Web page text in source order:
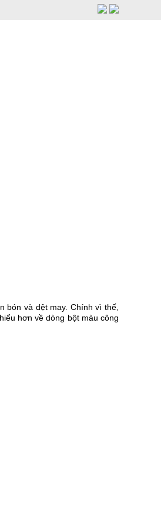
bón và dệt may. Chính vì thế,
hơn về dòng bột màu công